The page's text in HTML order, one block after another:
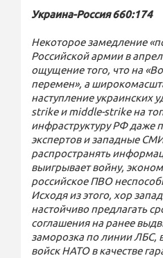
Украина-Россия 660:174
Некоторое замедление
Российской армии в
ощущение того, что на
перемен», а
наступление украинских
strike и middle-strike на
инфраструктуру РФ даже
экспертов и западные
распространять
выигрывает войну,
российское ПВО
Исходя из этого, хор
настойчиво предлагать
соглашения на ранее
заморозка по линии ЛБС,
войск НАТО в качестве